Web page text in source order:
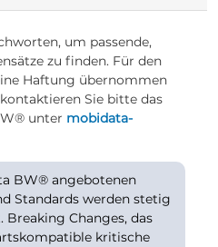
um passende,
zu finden. Für den
Haftung übernommen
Sie bitte das
unter mobidata-
BW® angebotenen
Standards werden stetig
Changes, das
kritische